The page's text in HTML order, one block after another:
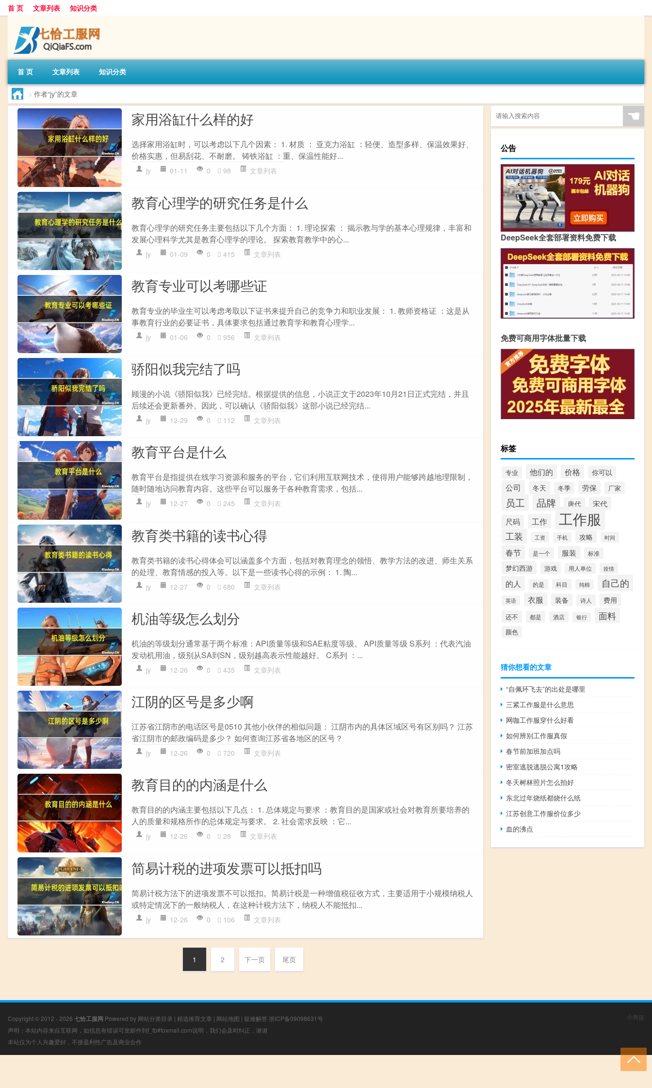
首 页 文章列表 知识分类
首 页 文章列表 知识分类
> 作者“jy”的文章
家用浴缸什么样的好
选择家用浴缸时，可以考虑以下几个因素： 1. 材质 ： 亚克力浴缸 ：轻便、造型多样、保温效果好、
价格实惠，但易刮花、不耐磨。 铸铁浴缸 ：重、保温性能好...
jy 01-11 0 98 文章列表
教育心理学的研究任务是什么
教育心理学的研究任务主要包括以下几个方面： 1. 理论探索 ： 揭示教与学的基本心理规律，丰富和
发展心理科学尤其是教育心理学的理论。 探索教育教学中的心...
jy 01-09 0 415 文章列表
教育专业可以考哪些证
教育专业的毕业生可以考虑考取以下证书来提升自己的竞争力和职业发展： 1. 教师资格证 ：这是从
事教育行业的必要证书，具体要求包括通过教育学和教育心理学...
jy 01-06 0 956 文章列表
骄阳似我完结了吗
顾漫的小说《骄阳似我》已经完结。根据提供的信息，小说正文于2023年10月21日正式完结，并且
后续还会更新番外。因此，可以确认《骄阳似我》这部小说已经完结...
jy 12-29 0 112 文章列表
教育平台是什么
教育平台是指提供在线学习资源和服务的平台，它们利用互联网技术，使得用户能够跨越地理限制，
随时随地访问教育内容。这些平台可以服务于各种教育需求，包括...
jy 12-27 0 245 文章列表
教育类书籍的读书心得
教育类书籍的读书心得体会可以涵盖多个方面，包括对教育理念的领悟、教学方法的改进、师生关系
的处理、教育情感的投入等。以下是一些读书心得的示例： 1. 陶...
jy 12-27 0 680 文章列表
机油等级怎么划分
机油的等级划分通常基于两个标准：API质量等级和SAE粘度等级。 API质量等级 S系列 ：代表汽油
发动机用油，级别从SA到SN，级别越高表示性能越好。 C系列 ：...
jy 12-26 0 435 文章列表
江阴的区号是多少啊
江苏省江阴市的电话区号是0510 其他小伙伴的相似问题： 江阴市内的具体区域区号有区别吗？ 江苏
省江阴市的邮政编码是多少？ 如何查询江苏省各地区的区号？
jy 12-26 0 720 文章列表
教育目的的内涵是什么
教育目的的内涵主要包括以下几点： 1. 总体规定与要求 ：教育目的是国家或社会对教育所要培养的
人的质量和规格所作的总体规定与要求。 2. 社会需求反映 ：它...
jy 12-26 0 28 文章列表
简易计税的进项发票可以抵扣吗
简易计税方法下的进项发票不可以抵扣。简易计税是一种增值税征收方式，主要适用于小规模纳税人
或特定情况下的一般纳税人，在这种计税方法下，纳税人不能抵扣...
jy 12-26 0 106 文章列表
1 2 下一页 尾页
☚
公告
DeepSeek全套部署资料免费下载
免费可商用字体批量下载
标签
专业 他们的 价格 你可以
公司 冬天 冬季 劳保 厂家
员工 品牌 唐代
宋代
尺码
工作 工作服
工装 工资 手机 攻略 时间
春节 是一个 服装 标准
梦幻西游 游戏 用人单位 疫情
的人 的是 科目 纯棉 自己的
英语 衣服 装备 诗人 费用
还不 都是 酒店 银行 面料
颜色
猜你想看的文章
“自佩环飞去”的出处是哪里
三紧工作服是什么意思
网咖工作服穿什么好看
如何辨别工作服真假
春节前加班加点吗
密室逃脱逃脱公寓1攻略
冬天树林照片怎么拍好
东北过年烧纸都烧什么纸
江苏创意工作服价位多少
血的沸点
Copyright © 2012 - 2026 七恰工服网 Powered by 网站分类目录 | 精选推荐文章 | 网站地图 | 疑难解答 浙ICP备09098631号
声明：本站内容来自互联网，如信息有错误可发邮件到f_fb#foxmail.com说明，我们会及时纠正，谢谢
本站仅为个人兴趣爱好，不接盈利性广告及商业合作
小男孩